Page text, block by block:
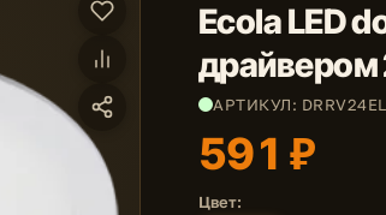
Ecola LED
АРТИКУЛ:
591 ₽
Цвет: